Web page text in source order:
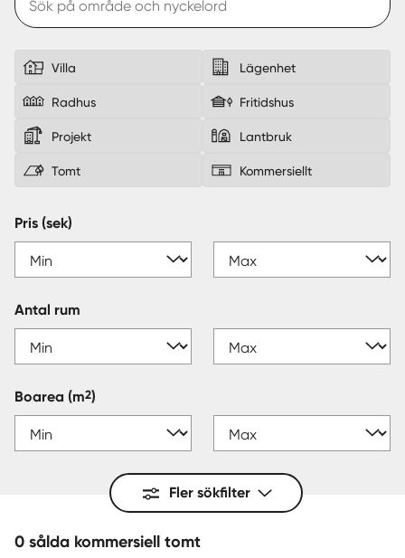
Start
Logga in
Sverige|Spanien
Villa Lägenhet
Radhus Fritidshus
Projekt Lantbruk
Tomt Kommersiellt
Pris (sek)
Antal rum
Boarea (m2)
Fler sökfilter
0 sålda kommersiell tomt